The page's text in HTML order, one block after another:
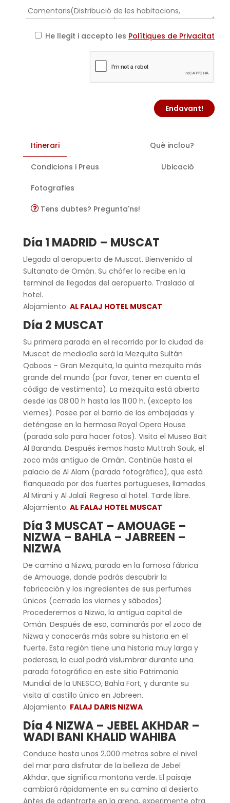
He llegit i accepto les Polítiques de Privacitat
Endavant!
Itinerari Què inclou?
Condicions i Preus Ubicació
Fotografies
Tens dubtes? Pregunta'ns!
Día 1 MADRID – MUSCAT
Llegada al aeropuerto de Muscat. Bienvenido al
Sultanato de Omán. Su chófer lo recibe en la
terminal de llegadas del aeropuerto. Traslado al
hotel.
Alojamiento: AL FALAJ HOTEL MUSCAT
Día 2 MUSCAT
Su primera parada en el recorrido por la ciudad de
Muscat de mediodía será la Mezquita Sultán
Qaboos – Gran Mezquita, la quinta mezquita más
grande del mundo (por favor, tener en cuenta el
código de vestimenta). La mezquita está abierta
desde las 08:00 h hasta las 11:00 h. (excepto los
viernes). Pasee por el barrio de las embajadas y
deténgase en la hermosa Royal Opera House
(parada solo para hacer fotos). Visita el Museo Bait
Al Baranda. Después iremos hasta Muttrah Souk, el
zoco más antiguo de Omán. Continúe hasta el
palacio de Al Alam (parada fotográfica), que está
flanqueado por dos fuertes portugueses, llamados
Al Mirani y Al Jalali. Regreso al hotel. Tarde libre.
Alojamiento: AL FALAJ HOTEL MUSCAT
Día 3 MUSCAT – AMOUAGE –
NIZWA – BAHLA – JABREEN –
NIZWA
De camino a Nizwa, parada en la famosa fábrica
de Amouage, donde podrás descubrir la
fabricación y los ingredientes de sus perfumes
únicos (cerrado los viernes y sábados).
Procederemos a Nizwa, la antigua capital de
Omán. Después de eso, caminarás por el zoco de
Nizwa y conocerás más sobre su historia en el
fuerte. Esta región tiene una historia muy larga y
poderosa, la cual podrá vislumbrar durante una
parada fotográfica en este sitio Patrimonio
Mundial de la UNESCO, Bahla Fort, y durante su
visita al castillo único en Jabreen.
Alojamiento: FALAJ DARIS NIZWA
Día 4 NIZWA – JEBEL AKHDAR –
WADI BANI KHALID WAHIBA
Conduce hasta unos 2.000 metros sobre el nivel
del mar para disfrutar de la belleza de Jebel
Akhdar, que significa montaña verde. El paisaje
cambiará rápidamente en su camino al desierto.
Antes de adentrarte en la arena, experimente otra